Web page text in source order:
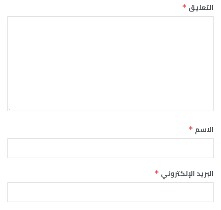
التعليق *
الاسم *
البريد الإلكتروني *